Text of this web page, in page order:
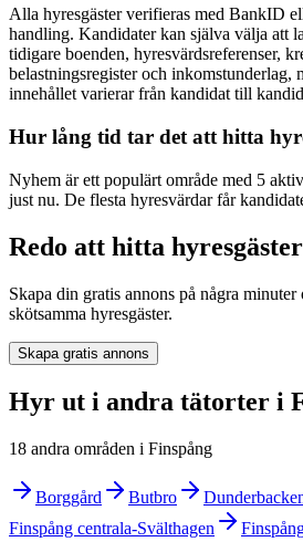
Alla hyresgäster verifieras med BankID
handling. Kandidater kan själva välja att
tidigare boenden, hyresvärdsreferenser,
belastningsregister och inkomstunderlag,
innehållet varierar från kandidat till
Hur lång tid tar det att hitta
Nyhem är ett populärt område med 5
just nu. De flesta hyresvärdar får
Redo att hitta
Skapa din gratis annons på några minuter
skötsamma hyresgäster.
Skapa gratis annons
Hyr ut i andra tätorter i
18 andra områden i Finspång
Borggård Butbro
Finspång centrala-Svälthagen